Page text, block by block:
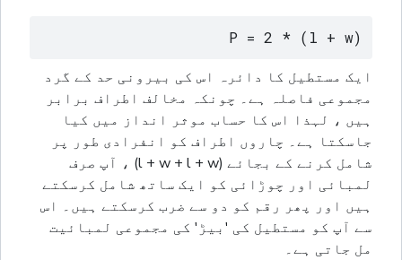
P = 2 * (l + w)
ایک مستطیل کا دائرہ اس کی بیرونی حد کے گرد
مجموعی فاصلہ ہے۔ چونکہ مخالف اطراف برابر
ہیں ، لہذا اس کا حساب موثر انداز میں کیا
جاسکتا ہے۔ چاروں اطراف کو انفرادی طور پر
شامل کرنے کے بجائے (l + w + l + w) ، آپ صرف
لمبائی اور چوڑائی کو ایک ساتھ شامل کرسکتے
ہیں اور پھر رقم کو دو سے ضرب کرسکتے ہیں۔ اس
سے آپ کو مستطيل کی 'بیڑ' کی مجموعی لمبائیت
مل جاتی ہے۔